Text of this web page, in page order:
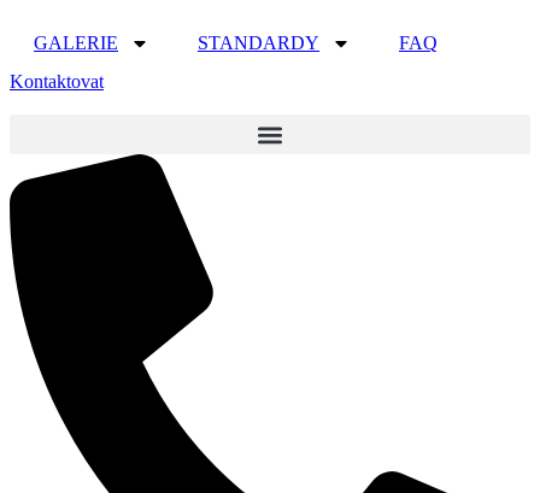
GALERIE STANDARDY
FAQ
Kontaktovat